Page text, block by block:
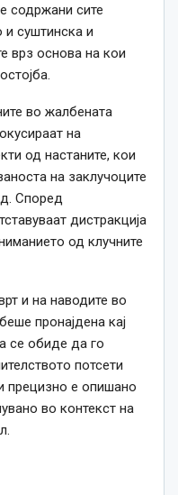
содржани сите
и суштинска и
врз основа на кои
во жалбената
на
од настаните, кои
на заклучоците
Според
дистракција
од клучните
и на наводите во
пронајдена кај
се обиде да го
потсети
прецизно е опишано
во контекст на